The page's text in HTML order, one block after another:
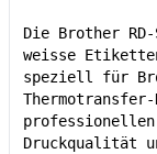
Die Brother
weisse
speziell für
Druckqualität